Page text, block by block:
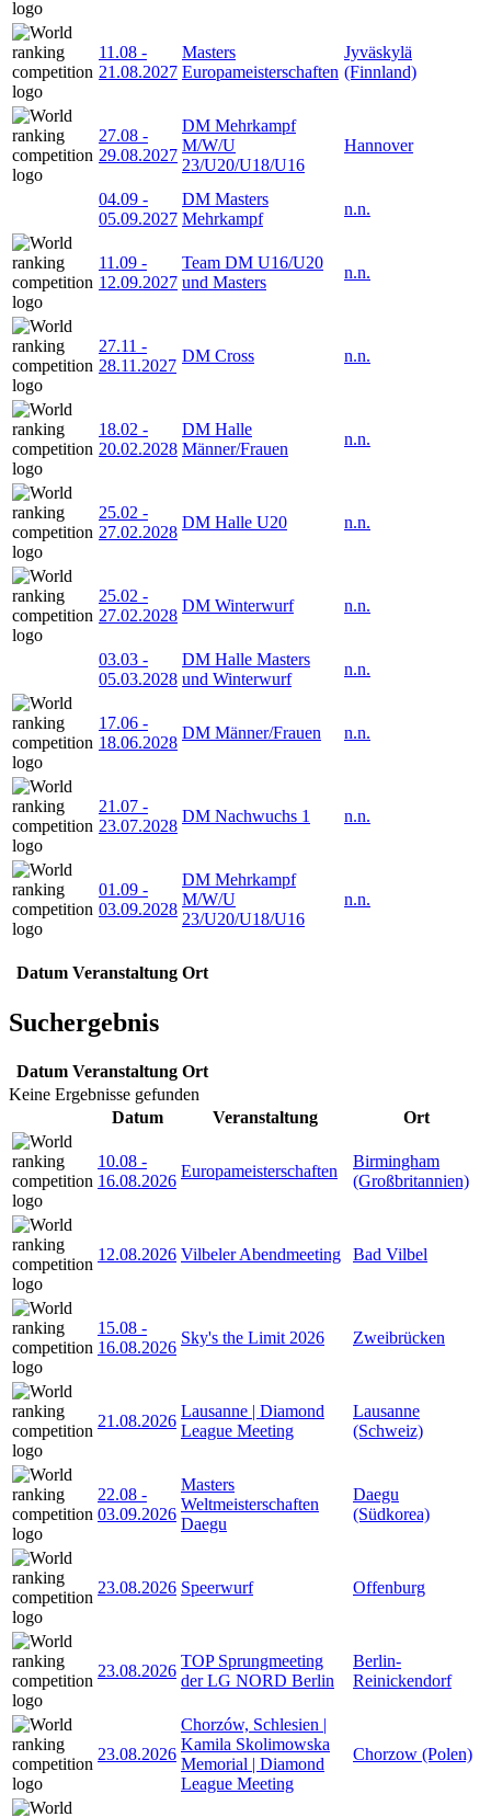
11.08 -
21.08.2027
Masters
Europameisterschaften
Jyväskylä
(Finnland)
27.08 -
29.08.2027
DM Mehrkampf
M/W/U
23/U20/U18/U16
Hannover
04.09 -
05.09.2027
DM Masters
Mehrkampf
n.n.
11.09 -
12.09.2027
Team DM U16/U20
und Masters
n.n.
27.11 -
28.11.2027
DM Cross n.n.
18.02 -
20.02.2028
DM Halle
Männer/Frauen
n.n.
25.02 -
27.02.2028
DM Halle U20 n.n.
25.02 -
27.02.2028
DM Winterwurf n.n.
03.03 -
05.03.2028
DM Halle Masters
und Winterwurf
n.n.
17.06 -
18.06.2028
DM Männer/Frauen n.n.
21.07 -
23.07.2028
DM Nachwuchs 1 n.n.
01.09 -
03.09.2028
DM Mehrkampf
M/W/U
23/U20/U18/U16
n.n.
Datum Veranstaltung Ort
Suchergebnis
Datum Veranstaltung Ort
Keine Ergebnisse gefunden
Datum
Veranstaltung Ort
10.08 -
16.08.2026
Europameisterschaften
Birmingham
(Großbritannien)
12.08.2026 Vilbeler Abendmeeting Bad Vilbel
15.08 -
16.08.2026
Sky's the Limit 2026 Zweibrücken
21.08.2026
Lausanne | Diamond
League Meeting
Lausanne
(Schweiz)
22.08 -
03.09.2026
Masters
Weltmeisterschaften
Daegu
Daegu
(Südkorea)
23.08.2026 Speerwurf Offenburg
23.08.2026
TOP Sprungmeeting
der LG NORD Berlin
Berlin-
Reinickendorf
23.08.2026
Chorzów, Schlesien |
Kamila Skolimowska
Memorial | Diamond
League Meeting
Chorzow (Polen)